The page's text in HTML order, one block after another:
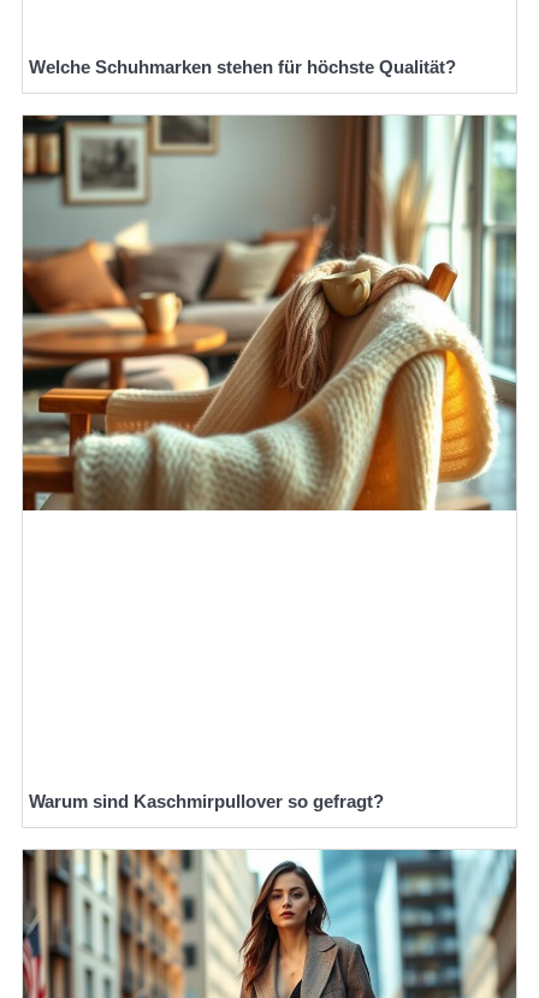
Welche Schuhmarken stehen für höchste Qualität?
Warum sind Kaschmirpullover so gefragt?